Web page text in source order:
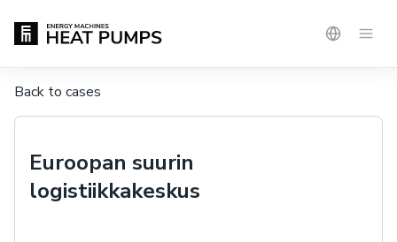
Back to cases
Euroopan suurin
logistiikkakeskus